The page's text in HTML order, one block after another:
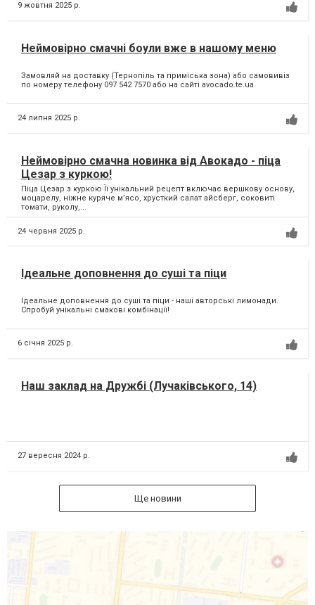
9 жовтня 2025 р.
Неймовірно смачні боули вже в нашому меню
Замовляй на доставку (Тернопіль та приміська зона) або самовивіз
по номеру телефону 097 542 7570 або на сайті avocado.te.ua
24 липня 2025 р.
Неймовірно смачна новинка від Авокадо - піца
Цезар з куркою!
Піца Цезар з куркою Її унікальний рецепт включає вершкову основу,
моцарелу, ніжне куряче мʼясо, хрусткий салат айсберг, соковиті
томати, руколу,...
24 червня 2025 р.
Ідеальне доповнення до суші та піци
Ідеальне доповнення до суші та піци - наші авторські лимонади.
Спробуй унікальні смакові комбінації!
6 січня 2025 р.
Наш заклад на Дружбі (Лучаківського, 14)
27 вересня 2024 р.
Ще новини